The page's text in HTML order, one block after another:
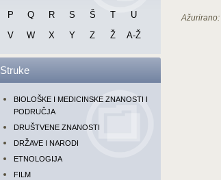
P
Q R S Š T
U
V
W X Y Z Ž A-Ž
Struke
BIOLOŠKE I MEDICINSKE ZNANOSTI I
PODRUČJA
DRUŠTVENE ZNANOSTI
DRŽAVE I NARODI
ETNOLOGIJA
FILM
Ažurirano: